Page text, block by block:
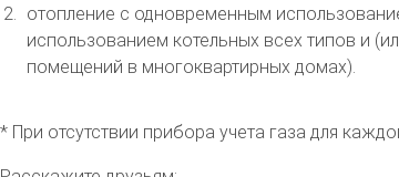
2. отопление с одновременным
использованием котельных всех типов и
помещений в многоквартирных домах).
* При отсутствии прибора учета газа для